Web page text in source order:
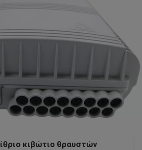
κιβώτιο θραυστών